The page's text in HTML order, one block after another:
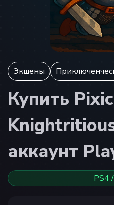
Экшены
Купить
аккаунт
PS4